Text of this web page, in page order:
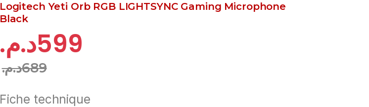
Logitech Yeti Orb RGB LIGHTSYNC Gaming Microphone
Black
599د.م.
689د.م.
Fiche technique